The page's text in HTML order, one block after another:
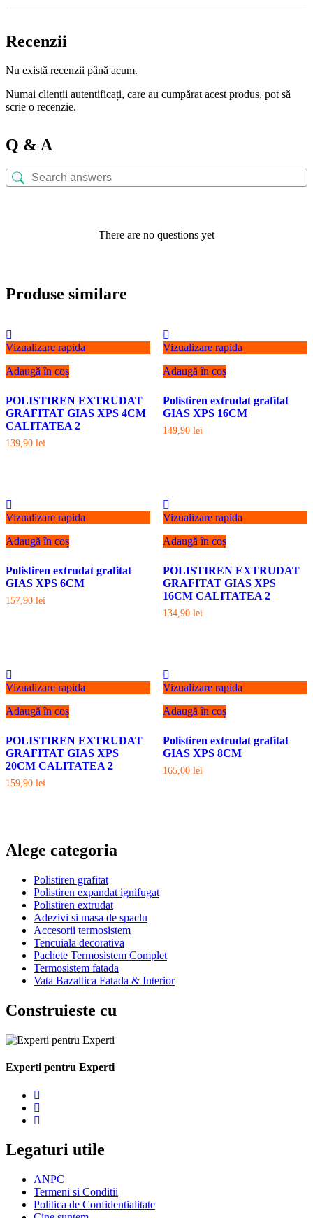
Recenzii
Nu există recenzii până acum.
Numai clienții autentificați, care au cumpărat acest produs, pot să
scrie o recenzie.
Q & A
There are no questions yet
Produse similare
Vizualizare rapida
Adaugă în coș
POLISTIREN EXTRUDAT
GRAFITAT GIAS XPS 4CM
CALITATEA 2
139,90 lei
Vizualizare rapida
Adaugă în coș
Polistiren extrudat grafitat
GIAS XPS 16CM
149,90 lei
Vizualizare rapida
Adaugă în coș
Polistiren extrudat grafitat
GIAS XPS 6CM
157,90 lei
Vizualizare rapida
Adaugă în coș
POLISTIREN EXTRUDAT
GRAFITAT GIAS XPS
16CM CALITATEA 2
134,90 lei
Vizualizare rapida
Adaugă în coș
POLISTIREN EXTRUDAT
GRAFITAT GIAS XPS
20CM CALITATEA 2
159,90 lei
Vizualizare rapida
Adaugă în coș
Polistiren extrudat grafitat
GIAS XPS 8CM
165,00 lei
Alege categoria
Polistiren grafitat
Polistiren expandat ignifugat
Polistiren extrudat
Adezivi si masa de spaclu
Accesorii termosistem
Tencuiala decorativa
Pachete Termosistem Complet
Termosistem fatada
Vata Bazaltica Fatada & Interior
Construieste cu
Experti pentru Experti
Legaturi utile
ANPC
Termeni si Conditii
Politica de Confidentialitate